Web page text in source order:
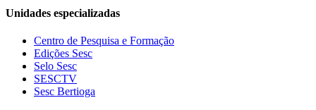
Unidades especializadas
Centro de Pesquisa e Formação
Edições Sesc
Selo Sesc
SESCTV
Sesc Bertioga